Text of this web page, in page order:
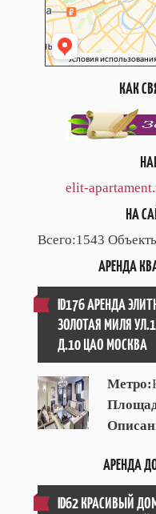
КАК
elit-
НА
Всего:1543
АРЕНДА
ID176 АРЕНДА
ЗОЛОТАЯ МИЛЯ
Д.10 ЦАО МОСКВА
Метро:
АРЕНДА
ID62 КРАСИВЫЙ